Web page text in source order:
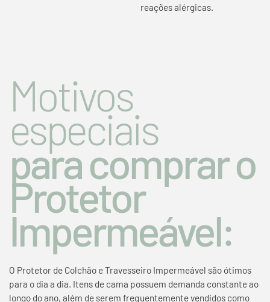
reações alérgicas.
Motivos
especiais
para comprar o
Protetor
Impermeável:
O Protetor de Colchão e Travesseiro Impermeável são ótimos
para o dia a dia. Itens de cama possuem demanda constante ao
longo do ano, além de serem frequentemente vendidos como